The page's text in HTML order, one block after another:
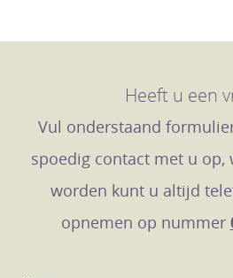
Heeft u een
Vul onderstaand
spoedig contact met u op,
worden kunt u altijd
opnemen op nummer